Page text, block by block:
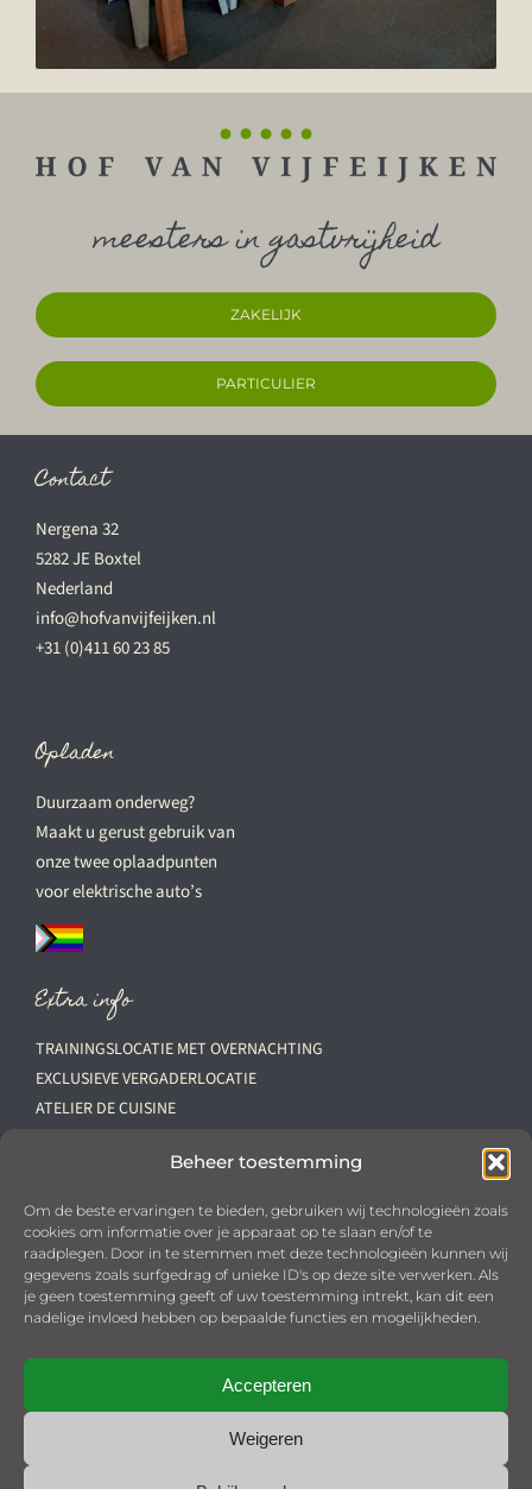
Beheer toestemming
Om de beste ervaringen te bieden, gebruiken wij technologieën zoals
cookies om informatie over je apparaat op te slaan en/of te
raadplegen. Door in te stemmen met deze technologieën kunnen wij
gegevens zoals surfgedrag of unieke ID's op deze site verwerken. Als
je geen toestemming geeft of uw toestemming intrekt, kan dit een
nadelige invloed hebben op bepaalde functies en mogelijkheden.
Accepteren
Weigeren
meesters in gastvrijheid
ZAKELIJK
PARTICULIER
Contact
Nergena 32
5282 JE Boxtel
Nederland
info@hofvanvijfeijken.nl
+31 (0)411 60 23 85
Opladen
Duurzaam onderweg?
Maakt u gerust gebruik van
onze twee oplaadpunten
voor elektrische auto’s
Extra info
TRAININGSLOCATIE MET OVERNACHTING
EXCLUSIEVE VERGADERLOCATIE
ATELIER DE CUISINE
PRIVACYBELEID
OPSTELLINGEN ‘PALAIS DES POULES’
KHN VOORWAARDEN
COOKIEBELEID (EU)